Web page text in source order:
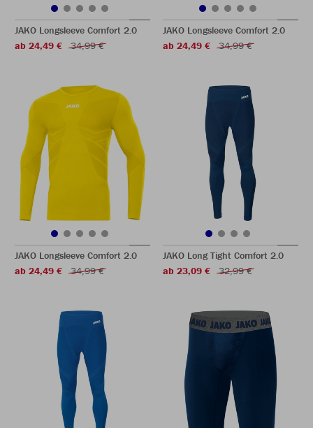
JAKO Longsleeve Comfort 2.0
ab 24,49 €
34,99 €
JAKO Longsleeve Comfort 2.0
ab 24,49 €
34,99 €
JAKO Longsleeve Comfort 2.0
ab 24,49 €
34,99 €
JAKO Long Tight Comfort 2.0
ab 23,09 €
32,99 €